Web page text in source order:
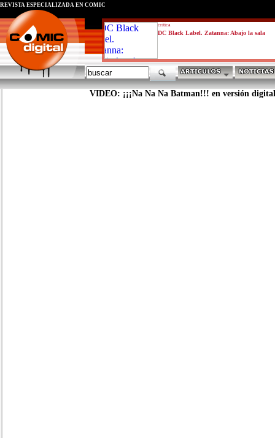
critica
DC Black Label. Zatanna: Abajo la sala
REVISTA ESPECIALIZADA EN CÓMIC
VIDEO: ¡¡¡Na Na Na Batman!!! en versión digital